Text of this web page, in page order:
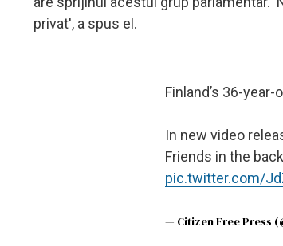
privat', a spus el.
Finland’s 36-
In new video
Friends in the
pic.twitter.com/
— Citizen Free Press